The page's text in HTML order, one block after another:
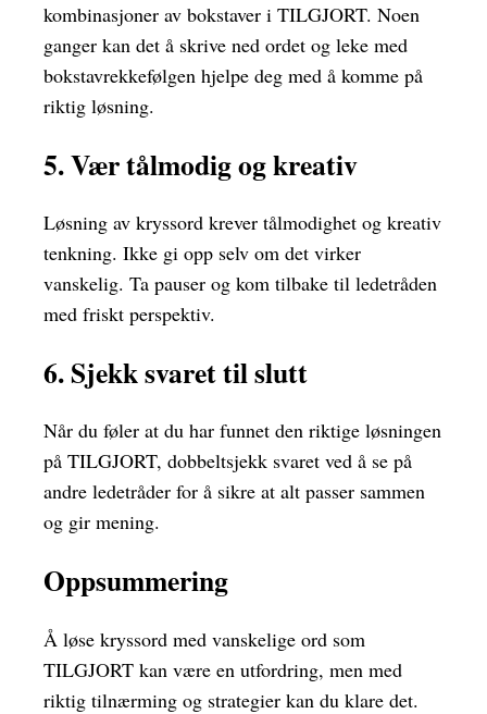
kombinasjoner av bokstaver i TILGJORT. Noen
ganger kan det å skrive ned ordet og leke med
bokstavrekkefølgen hjelpe deg med å komme på
riktig løsning.
5. Vær tålmodig og kreativ
Løsning av kryssord krever tålmodighet og kreativ
tenkning. Ikke gi opp selv om det virker
vanskelig. Ta pauser og kom tilbake til ledetråden
med friskt perspektiv.
6. Sjekk svaret til slutt
Når du føler at du har funnet den riktige løsningen
på TILGJORT, dobbeltsjekk svaret ved å se på
andre ledetråder for å sikre at alt passer sammen
og gir mening.
Oppsummering
Å løse kryssord med vanskelige ord som
TILGJORT kan være en utfordring, men med
riktig tilnærming og strategier kan du klare det.